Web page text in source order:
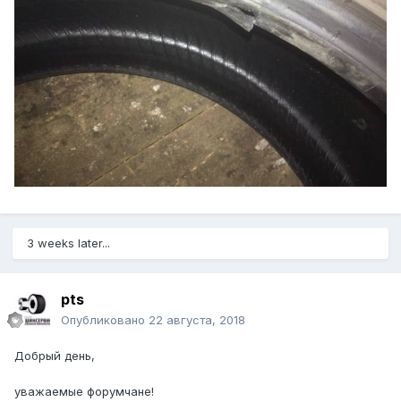
3 weeks later...
pts
Опубликовано 22 августа, 2018
Добрый день,
уважаемые форумчане!